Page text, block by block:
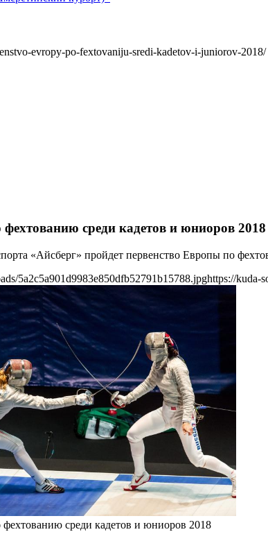
evropy-po-fextovaniju-sredi-kadetov-i-juniorov-2018/
среди кадетов и юниоров 2018
«Айсберг» пройдет первенство Европы по
5a2c5a901d9983e850dfb52791b15788.jpghttps://kuda-
среди кадетов и юниоров 2018